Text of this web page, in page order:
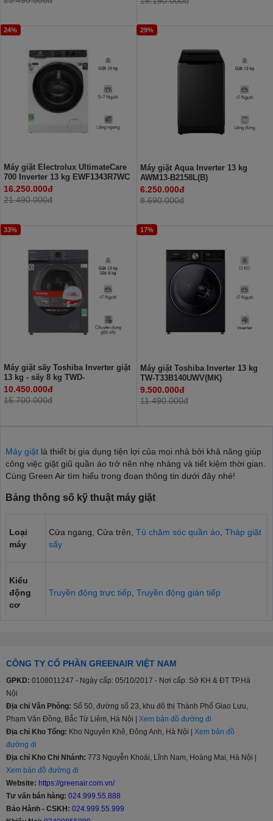
24%
Máy giặt Electrolux UltimateCare
700 Inverter 13 kg EWF1343R7WC
16.250.000đ
21.490.000đ
29%
Máy giặt Aqua Inverter 13 kg
AWM13-B2158L(B)
6.250.000đ
8.690.000đ
33%
Máy giặt sấy Toshiba Inverter giặt
13 kg - sấy 8 kg TWD-
T21BU140UWV(MG)
10.450.000đ
15.700.000đ
17%
Máy giặt Toshiba Inverter 13 kg
TW-T33B140UWV(MK)
9.500.000đ
11.490.000đ
Máy giặt là thiết bị gia dụng tiện lợi của mọi nhà bởi khả năng giúp
công việc giặt giũ quần áo trở nên nhẹ nhàng và tiết kiệm thời gian.
Cùng Green Air tìm hiểu trong đoạn thông tin dưới đây nhé!
Bảng thông số kỹ thuật máy giặt
Loại
máy
Cửa ngang, Cửa trên, Tủ chăm sóc quần áo Tháp giặt
sấy
Kiểu
động
cơ
Truyền động trực tiếp Truyền động gián tiếp
khiển
Chất
lồng
giặt
Thép không gỉ
Khối
lượng
giặt
Dưới 8 kg, 8 - 9 kg, 9.5 - 10 kg, Từ 10.5 - 11 kg, Từ
11.5 - 12.5 kg, Từ 13 kg trở lên
CÔNG TY CỔ PHẦN GREENAIR VIỆT NAM
GPKD: 0108011247 - Ngày cấp: 05/10/2017 - Nơi cấp: Sở KH & ĐT TP.Hà
Nội
Địa chỉ Văn Phòng: Số 50, đường số 23, khu đô thị Thành Phố Giao Lưu,
Phạm Văn Đồng, Bắc Từ Liêm, Hà Nội | Xem bản đồ đường đi
Địa chỉ Kho Tổng: Kho Nguyên Khê, Đông Anh, Hà Nội | Xem bản đồ
đường đi
Địa chỉ Kho Chi Nhánh: 773 Nguyễn Khoái, Lĩnh Nam, Hoàng Mai, Hà Nội |
Xem bản đồ đường đi
Website: https://greenair.com.vn/
Tư vấn bán hàng: 024.999.55.888
Bảo Hành - CSKH: 024.999.55.999